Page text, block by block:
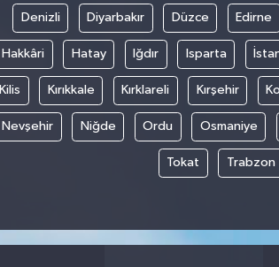
Denizli Diyarbakır Düzce Edirne
Hakkâri Hatay Iğdır Isparta
Kilis Kırıkkale Kırklareli Kırşehir
Nevşehir Niğde Ordu Osmaniye
Tokat Trabzon